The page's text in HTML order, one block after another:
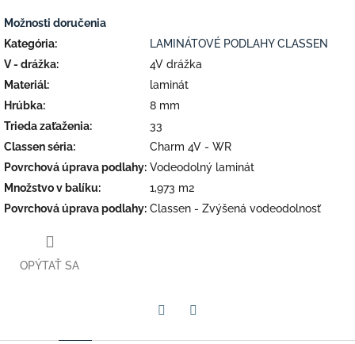
Možnosti doručenia
Kategória:
LAMINÁTOVÉ PODLAHY CLASSEN
V - drážka:
4V drážka
Materiál:
laminát
Hrúbka:
8 mm
Trieda zaťaženia:
33
Classen séria:
Charm 4V - WR
Povrchová úprava podlahy: Vodeodolný laminát
Množstvo v balíku:
1,973 m2
Povrchová úprava podlahy: Classen - Zvýšená vodeodolnosť
OPÝTAŤ SA